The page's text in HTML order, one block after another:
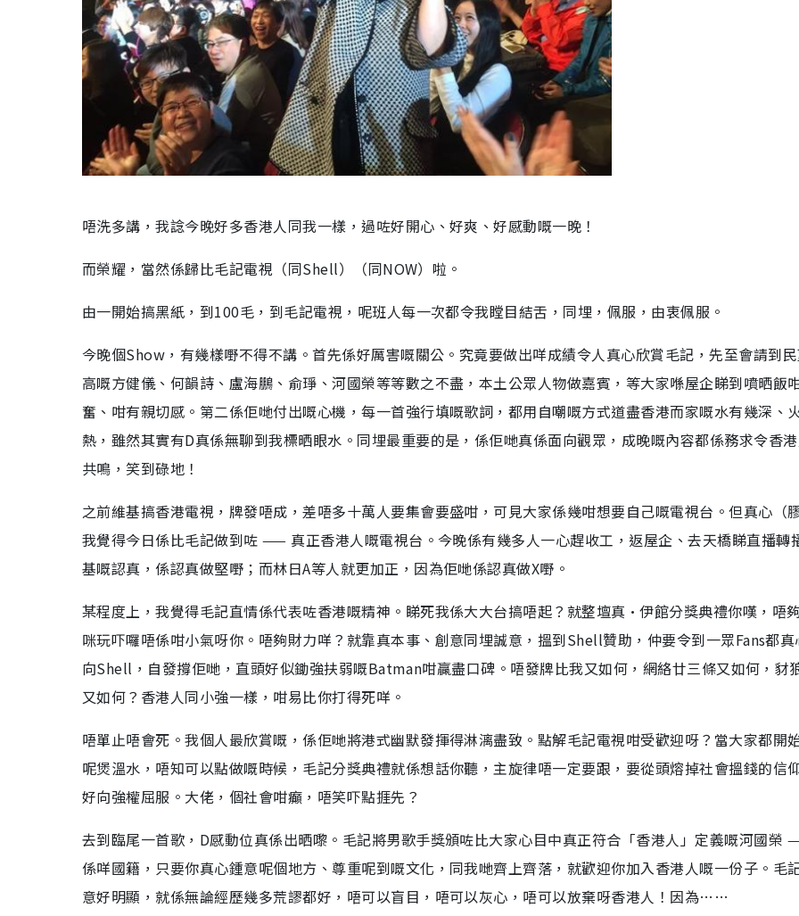
唔洗多講，我諗今晚好多香港人同我一樣，過咗好開心、好爽、好感動嘅一晚！
而榮耀，當然係歸比毛記電視（同Shell）（同NOW）啦。
由一開始搞黑紙，到100毛，到毛記電視，呢班人每一次都令我瞠目結舌，同埋，佩服，由衷佩服。
今晚個Show，有幾樣嘢不得不講。首先係好厲害嘅關公。究竟要做出咩成績令人真心欣賞毛記，先至會請到
高嘅方健儀、何韻詩、盧海鵬、俞琤、河國榮等等數之不盡，本土公眾人物做嘉賓，等大家喺屋企睇到噴晒飯
奮、咁有親切感。第二係佢哋付出嘅心機，每一首強行填嘅歌詞，都用自嘲嘅方式道盡香港而家嘅水有幾深、
熱，雖然其實有D真係無聊到我標晒眼水。同埋最重要的是，係佢哋真係面向觀眾，成晚嘅內容都係務求令香
共鳴，笑到碌地！
之前維基搞香港電視，牌發唔成，差唔多十萬人要集會要盛咁，可見大家係幾咁想要自己嘅電視台。但真心（
我覺得今日係比毛記做到咗 —— 真正香港人嘅電視台。今晚係有幾多人一心趕收工，返屋企、去天橋睇直播轉
基嘅認真，係認真做堅嘢；而林日A等人就更加正，因為佢哋係認真做X嘢。
某程度上，我覺得毛記直情係代表咗香港嘅精神。睇死我係大大台搞唔起？就整壇真·伊館分獎典禮你嘆，唔
咪玩吓囉唔係咁小氣呀你。唔夠財力咩？就靠真本事、創意同埋誠意，搵到Shell贊助，仲要令到一眾Fans都真
向Shell，自發撐佢哋，直頭好似鋤強扶弱嘅Batman咁贏盡口碑。唔發牌比我又如何，網絡廿三條又如何，豺
又如何？香港人同小強一樣，咁易比你打得死咩。
唔單止唔會死。我個人最欣賞嘅，係佢哋將港式幽默發揮得淋漓盡致。點解毛記電視咁受歡迎呀？當大家都開
呢煲溫水，唔知可以點做嘅時候，毛記分獎典禮就係想話你聽，主旋律唔一定要跟，要從頭熔掉社會搵錢的信
好向強權屈服。大佬，個社會咁癲，唔笑吓點捱先？
去到臨尾一首歌，D感動位真係出晒嚟。毛記將男歌手獎頒咗比大家心目中真正符合「香港人」定義嘅河國榮
係咩國籍，只要你真心鍾意呢個地方、尊重呢到嘅文化，同我哋齊上齊落，就歡迎你加入香港人嘅一份子。毛
意好明顯，就係無論經歷幾多荒謬都好，唔可以盲目，唔可以灰心，唔可以放棄呀香港人！因為……